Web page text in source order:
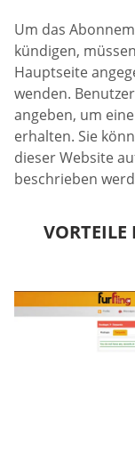
Um das
kündigen,
Hauptseite
wenden.
angeben, um
erhalten. Sie
dieser Website
beschrieben
VORTEILE